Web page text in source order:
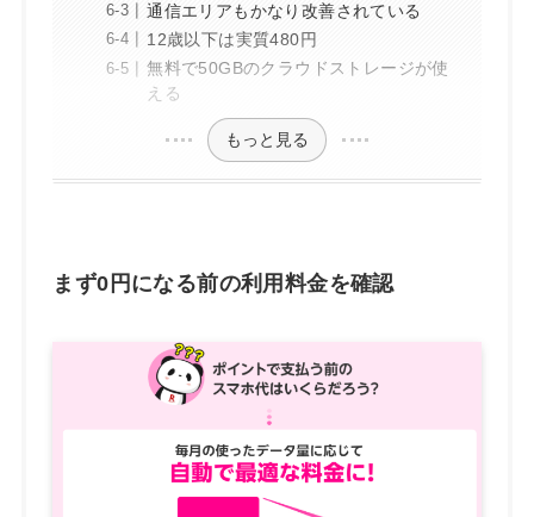
通信エリアもかなり改善されている
12歳以下は実質480円
無料で50GBのクラウドストレージが使
える
もっと見る
まず0円になる前の利用料金を確認